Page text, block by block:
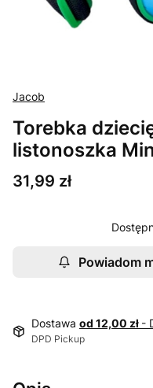
Jacob
Torebka
listonoszka
Cena
31,99 zł
Powiadom
Dostawa od 12,00 zł -
DPD Pickup